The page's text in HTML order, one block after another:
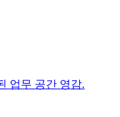
업무 공간 영감.